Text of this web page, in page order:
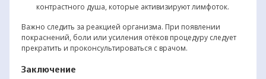
контрастного душа, которые активизируют лимфоток.
Важно следить за реакцией организма. При появлении
покраснений, боли или усиления отёков процедуру следует
прекратить и проконсультироваться с врачом.
Заключение